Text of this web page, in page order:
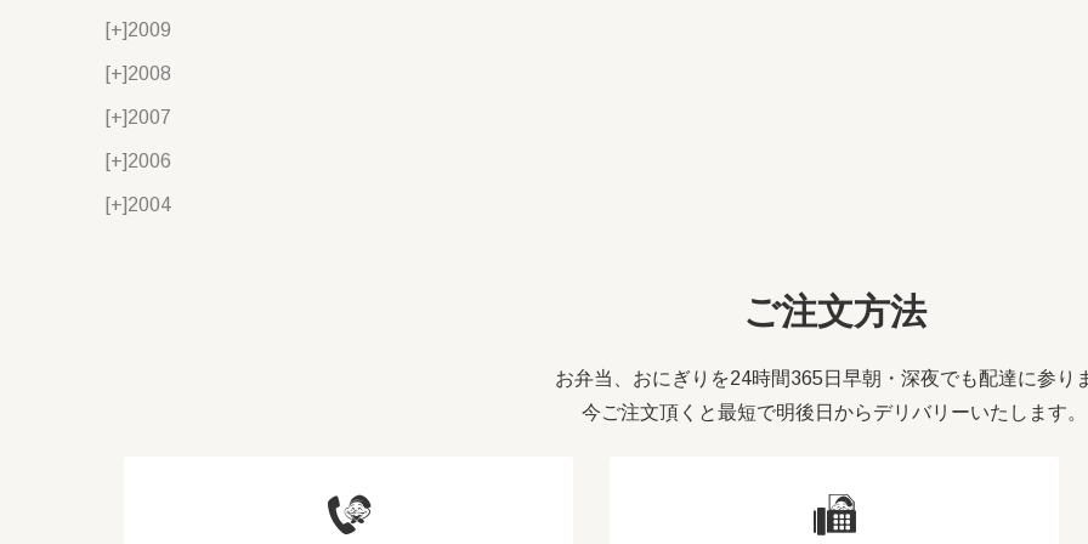
[+]2009
[+]2008
[+]2007
[+]2006
[+]2004
ご注文方法
お弁当、おにぎりを24時間365日早朝・深夜でも配達に参り
今ご注文頂くと最短で明後日からデリバリーいたします。